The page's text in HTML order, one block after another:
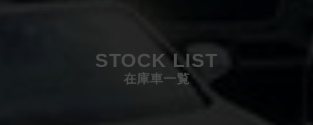
STOCK LIST
在庫車一覧